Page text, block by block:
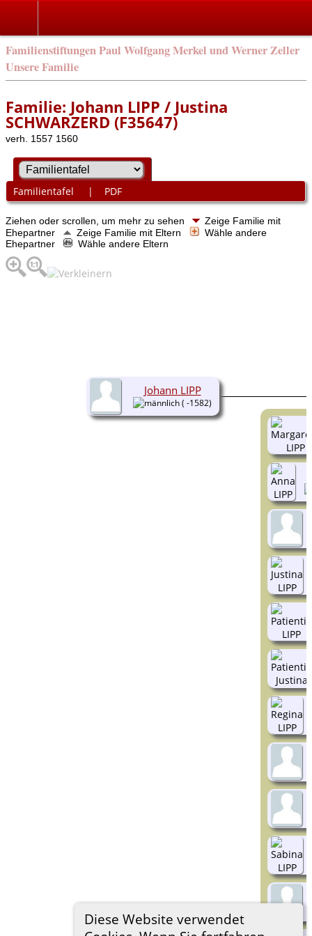
Familienstiftungen Paul Wolfgang Merkel und Werner Zeller
Unsere Familie
Diese Website verwendet
Familie: Johann LIPP / Justina
SCHWARZERD (F35647)
verh. 1557 1560
Familientafel | PDF
Ziehen oder scrollen, um mehr zu sehen
Zeige Familie mit
Ehepartner
Zeige Familie mit Eltern
Wähle andere
Ehepartner
Wähle andere Eltern
Johann LIPP
( -1582)